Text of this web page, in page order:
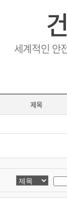
세계적인 안
제목